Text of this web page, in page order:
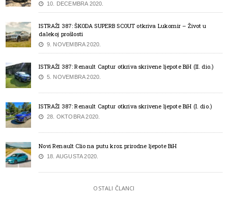
10. DECEMBRA 2020.
ISTRAŽI 387: ŠKODA SUPERB SCOUT otkriva Lukomir – Život u
dalekoj prošlosti
9. NOVEMBRA 2020.
ISTRAŽI 387: Renault Captur otkriva skrivene ljepote BiH (II. dio.)
5. NOVEMBRA 2020.
ISTRAŽI 387: Renault Captur otkriva skrivene ljepote BiH (I. dio.)
28. OKTOBRA 2020.
Novi Renault Clio na putu kroz prirodne ljepote BiH
18. AUGUSTA 2020.
OSTALI ČLANCI